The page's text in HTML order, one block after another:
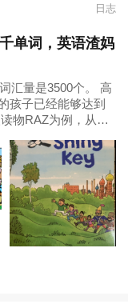
日志
单词，英语渣妈
汇量是3500个。 高
孩子已经能够达到
物RAZ为例，从最